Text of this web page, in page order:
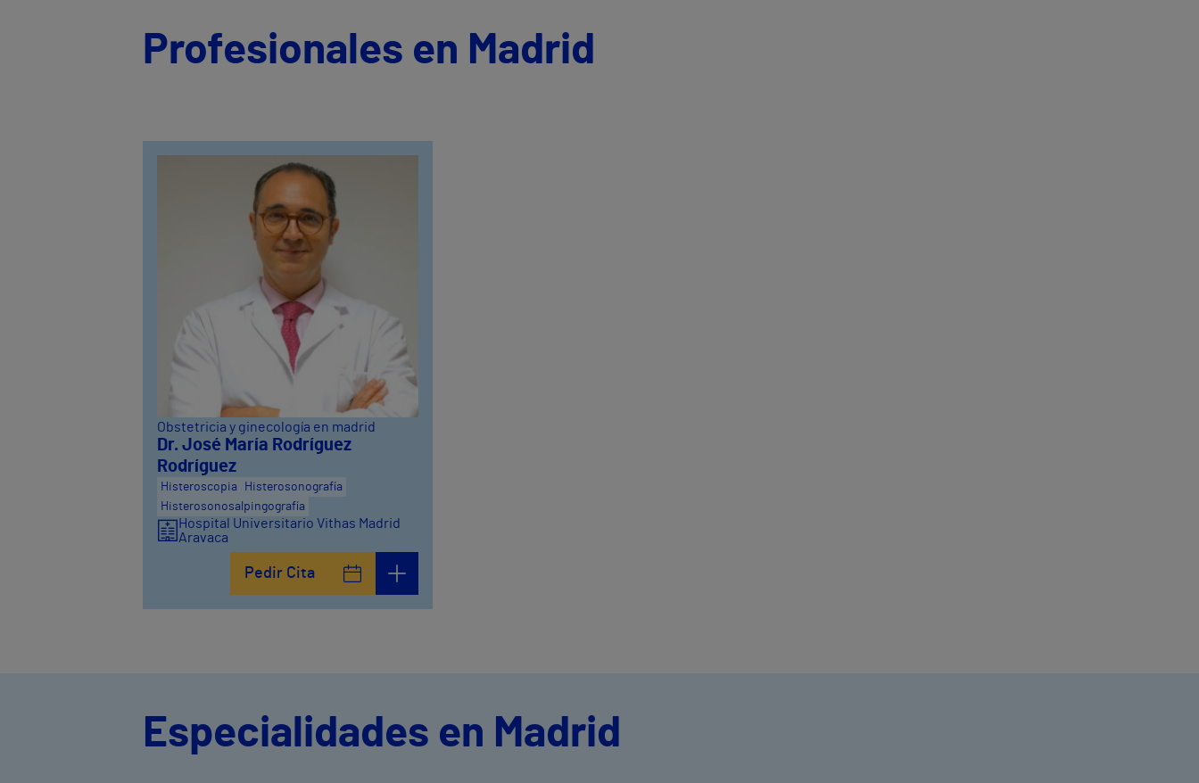
Profesionales en Madrid
Obstetricia y ginecología en madrid
Dr. José María Rodríguez
Rodríguez
Histeroscopia
Histerosonografía
Histerosonosalpingografía
Hospital Universitario Vithas Madrid
Aravaca
Pedir Cita
Especialidades en Madrid